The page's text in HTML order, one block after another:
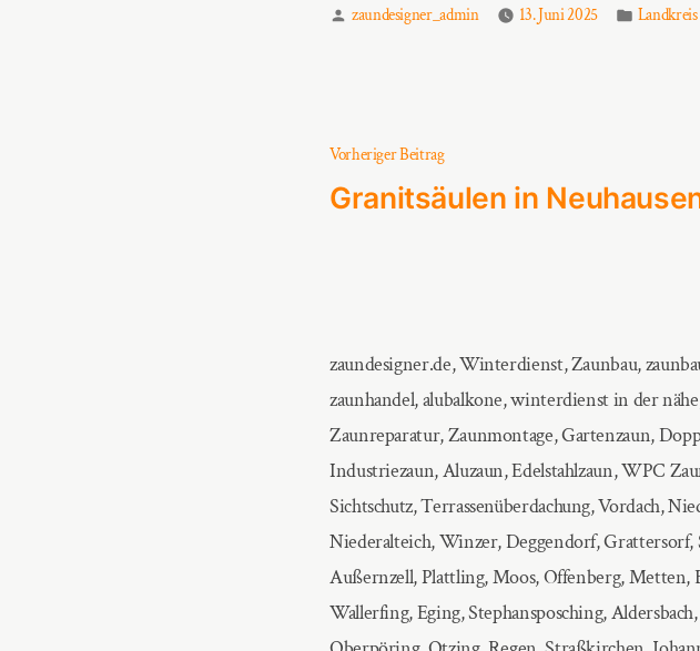
Verfasst
zaundesigner_admin 13. Juni 2025
Vorheriger BeitragVorheriger
Beitrag:
Granitsäulen in
zaundesigner.de, Winterdienst, Zaunbau,
zaunhandel, alubalkone, winterdienst in der
Zaunreparatur, Zaunmontage, Gartenzaun,
Industriezaun, Aluzaun, Edelstahlzaun, WPC
Sichtschutz, Terrassenüberdachung, Vordach,
Niederalteich, Winzer, Deggendorf, Grattersorf,
Außernzell, Plattling, Moos, Offenberg, Metten,
Wallerfing, Eging, Stephansposching,